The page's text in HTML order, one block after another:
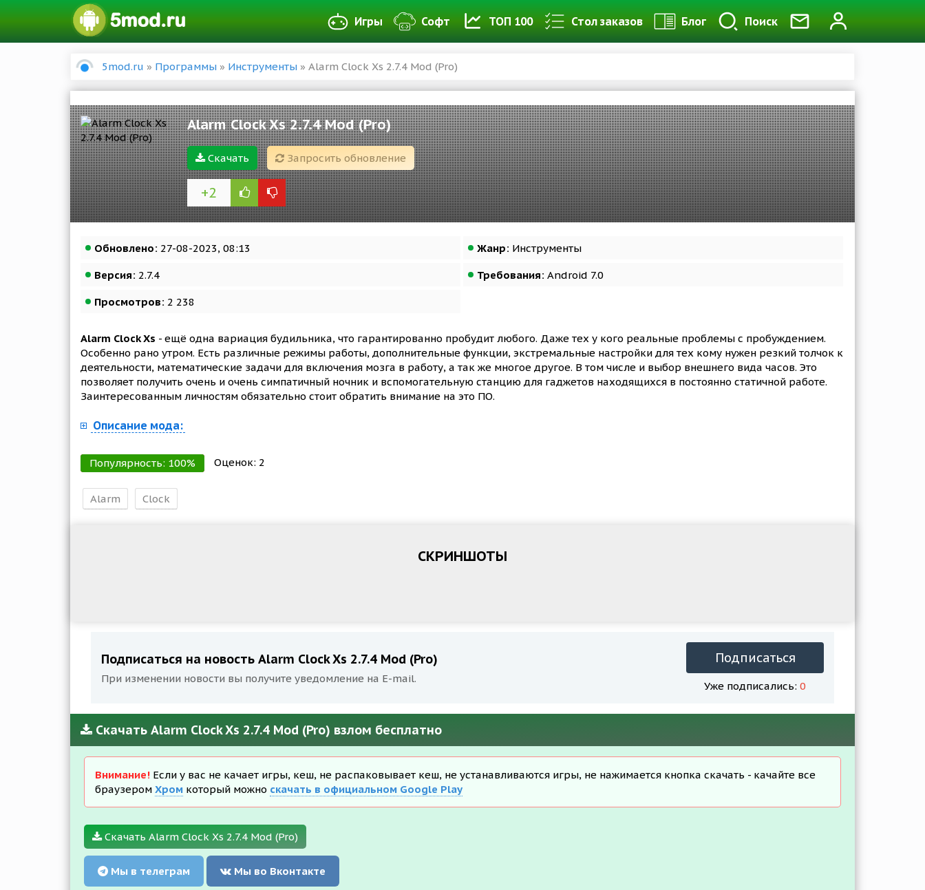
Игры Софт ТОП 100 Стол заказов Блог Поиск
5mod.ru » Программы » Инструменты » Alarm Clock Xs 2.7.4 Mod (Pro)
Alarm Clock Xs 2.7.4 Mod (Pro)
Скачать Запросить обновление
+2
Обновлено: 27-08-2023, 08:13 Жанр: Инструменты
Версия: 2.7.4 Требования: Android 7.0
Просмотров: 2 238
Alarm Clock Xs - ещё одна вариация будильника, что гарантированно пробудит любого. Даже тех у кого реальные проблемы с пробуждением.
Особенно рано утром. Есть различные режимы работы, дополнительные функции, экстремальные настройки для тех кому нужен резкий толчок к
деятельности, математические задачи для включения мозга в работу, а так же многое другое. В том числе и выбор внешнего вида часов. Это
позволяет получить очень и очень симпатичный ночник и вспомогательную станцию для гаджетов находящихся в постоянно статичной работе.
Заинтересованным личностям обязательно стоит обратить внимание на это ПО.
Описание мода:
Популярность: 100% Оценок: 2
Alarm Clock
СКРИНШОТЫ
Подписаться на новость Alarm Clock Xs 2.7.4 Mod (Pro)
При изменении новости вы получите уведомление на E-mail.
Подписаться
Уже подписались: 0
Скачать Alarm Clock Xs 2.7.4 Mod (Pro) взлом бесплатно
Внимание! Если у вас не качает игры, кеш, не распаковывает кеш, не устанавливаются игры, не нажимается кнопка скачать - качайте все
браузером Хром который можно скачать в официальном Google Play
Скачать Alarm Clock Xs 2.7.4 Mod (Pro)
Мы в телеграм Мы во Вконтакте